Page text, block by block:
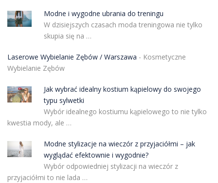
Modne i wygodne ubrania do treningu
W dzisiejszych czasach moda treningowa nie tylko
skupia się na …
Laserowe Wybielanie Zębów / Warszawa - Kosmetyczne
Wybielanie Zębów
Jak wybrać idealny kostium kąpielowy do swojego
typu sylwetki
Wybór idealnego kostiumu kąpielowego to nie tylko
kwestia mody, ale …
Modne stylizacje na wieczór z przyjaciółmi – jak
wyglądać efektownie i wygodnie?
Wybór odpowiedniej stylizacji na wieczór z
przyjaciółmi to nie lada …